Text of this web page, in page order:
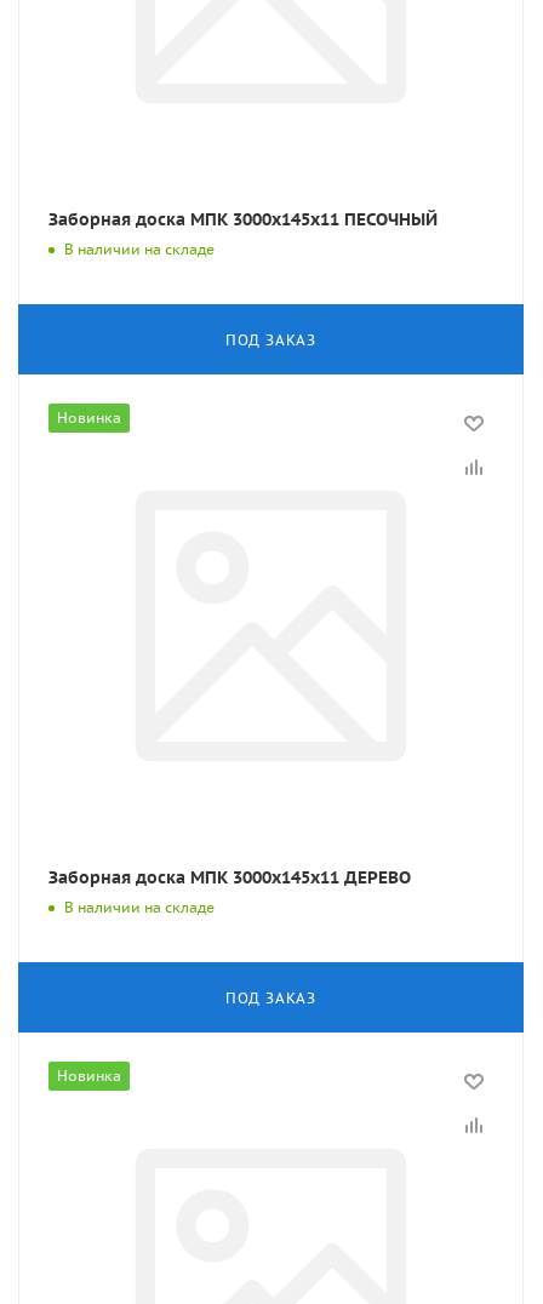
Заборная доска МПК 3000x145x11 ПЕСОЧНЫЙ
В наличии на складе
ПОД ЗАКАЗ
Новинка
Заборная доска МПК 3000x145x11 ДЕРЕВО
В наличии на складе
ПОД ЗАКАЗ
Новинка